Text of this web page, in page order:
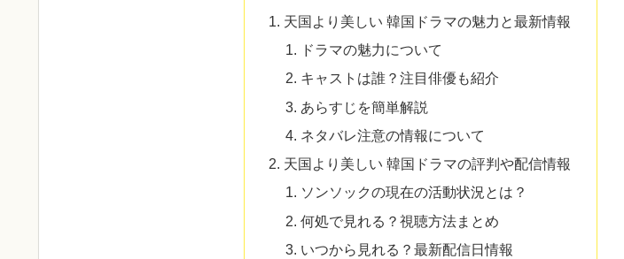
天国より美しい 韓国ドラマの魅力と最新情報
ドラマの魅力について
キャストは誰？注目俳優も紹介
あらすじを簡単解説
ネタバレ注意の情報について
天国より美しい 韓国ドラマの評判や配信情報
ソンソックの現在の活動状況とは？
何処で見れる？視聴方法まとめ
いつから見れる？最新配信日情報